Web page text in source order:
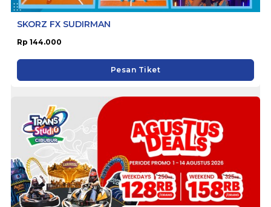
SKORZ FX SUDIRMAN
Rp 144.000
Pesan Tiket